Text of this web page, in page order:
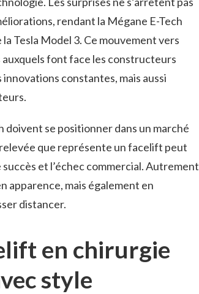
rendant la Mégane E-Tech
Tesla Model 3. Ce mouvement vers
font face les constructeurs
constantes, mais aussi
doivent se positionner dans un marché
que représente un facelift peut
et l’échec commercial. Autrement
apparence, mais également en
distancer.
en chirurgie
style